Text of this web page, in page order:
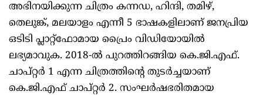
അഭിനയിക്കുന്ന ചിത്രം കന്നഡ, ഹിന്ദി, തമിഴ്,
തെലുങ്ക്, മലയാളം എന്നീ 5 ഭാഷകളിലാണ് ജനപ്രിയ
ഒടിടി പ്ലാറ്റ്‌ഫോമായ പ്രൈം വിഡിയോയില്‍
ലഭ്യമാവുക. 2018-ല്‍ പുറത്തിറങ്ങിയ കെ.ജി.എഫ്.
ചാപ്റ്റര്‍ 1 എന്ന ചിത്രത്തിന്റെ തുടര്‍ച്ചയാണ്
കെ.ജി.എഫ് ചാപ്റ്റര്‍ 2. സംഘര്‍ഷഭരിതമായ